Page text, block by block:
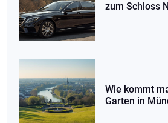
zum Schloss
Wie kommt
Garten in